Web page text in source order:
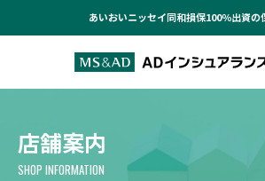
あいおいニッセイ同和損保100％出資の
店舗案内
SHOP INFORMATION